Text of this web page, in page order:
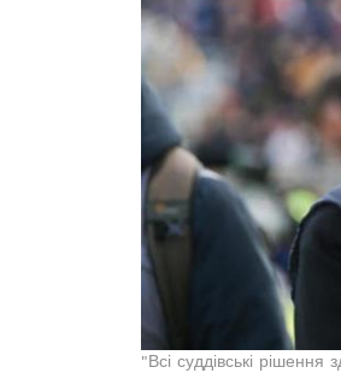
"Всі суддівські